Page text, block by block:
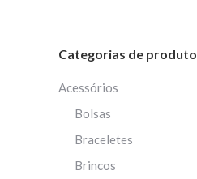
Categorias de produto
Acessórios
Bolsas
Braceletes
Brincos